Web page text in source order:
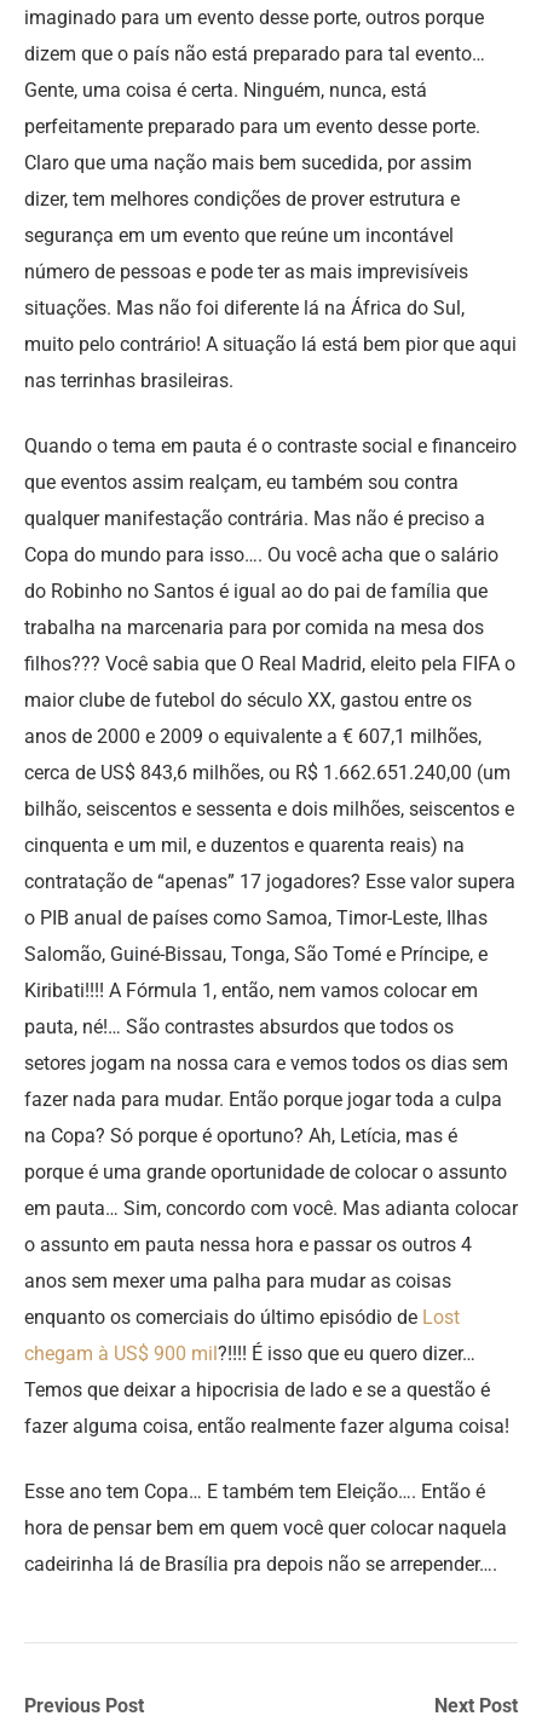
imaginado para um evento desse porte, outros porque
dizem que o país não está preparado para tal evento…
Gente, uma coisa é certa. Ninguém, nunca, está
perfeitamente preparado para um evento desse porte.
Claro que uma nação mais bem sucedida, por assim
dizer, tem melhores condições de prover estrutura e
segurança em um evento que reúne um incontável
número de pessoas e pode ter as mais imprevisíveis
situações. Mas não foi diferente lá na África do Sul,
muito pelo contrário! A situação lá está bem pior que aqui
nas terrinhas brasileiras.
Quando o tema em pauta é o contraste social e financeiro
que eventos assim realçam, eu também sou contra
qualquer manifestação contrária. Mas não é preciso a
Copa do mundo para isso…. Ou você acha que o salário
do Robinho no Santos é igual ao do pai de família que
trabalha na marcenaria para por comida na mesa dos
filhos??? Você sabia que O Real Madrid, eleito pela FIFA o
maior clube de futebol do século XX, gastou entre os
anos de 2000 e 2009 o equivalente a € 607,1 milhões,
cerca de US$ 843,6 milhões, ou R$ 1.662.651.240,00 (um
bilhão, seiscentos e sessenta e dois milhões, seiscentos e
cinquenta e um mil, e duzentos e quarenta reais) na
contratação de “apenas” 17 jogadores? Esse valor supera
o PIB anual de países como Samoa, Timor-Leste, Ilhas
Salomão, Guiné-Bissau, Tonga, São Tomé e Príncipe, e
Kiribati!!!! A Fórmula 1, então, nem vamos colocar em
pauta, né!… São contrastes absurdos que todos os
setores jogam na nossa cara e vemos todos os dias sem
fazer nada para mudar. Então porque jogar toda a culpa
na Copa? Só porque é oportuno? Ah, Letícia, mas é
porque é uma grande oportunidade de colocar o assunto
em pauta… Sim, concordo com você. Mas adianta colocar
o assunto em pauta nessa hora e passar os outros 4
anos sem mexer uma palha para mudar as coisas
enquanto os comerciais do último episódio de Lost
chegam à US$ 900 mil?!!!! É isso que eu quero dizer…
Temos que deixar a hipocrisia de lado e se a questão é
fazer alguma coisa, então realmente fazer alguma coisa!
Esse ano tem Copa… E também tem Eleição…. Então é
hora de pensar bem em quem você quer colocar naquela
cadeirinha lá de Brasília pra depois não se arrepender….
Previous Post Next Post